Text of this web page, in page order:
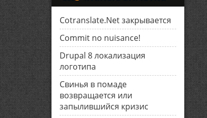
Cotranslate.Net закрывается
Commit no nuisance!
Drupal 8 локализация
логотипа
Свинья в помаде
возвращается или
запылившийся кризис